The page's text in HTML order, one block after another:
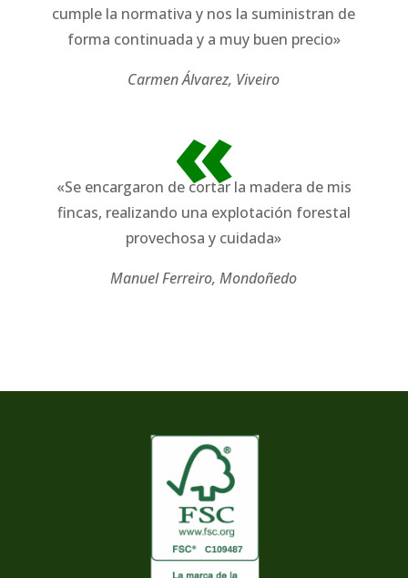
cumple la normativa y nos la suministran de
forma continuada y a muy buen precio»
Carmen Álvarez, Viveiro
«
«Se encargaron de cortar la madera de mis
fincas, realizando una explotación forestal
provechosa y cuidada»
Manuel Ferreiro, Mondoñedo